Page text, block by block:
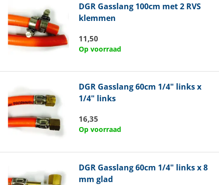
DGR Gasslang 100cm met 2 RVS
klemmen
11,50
Op voorraad
DGR Gasslang 60cm 1/4" links x
1/4" links
16,35
Op voorraad
DGR Gasslang 60cm 1/4" links x 8
mm glad